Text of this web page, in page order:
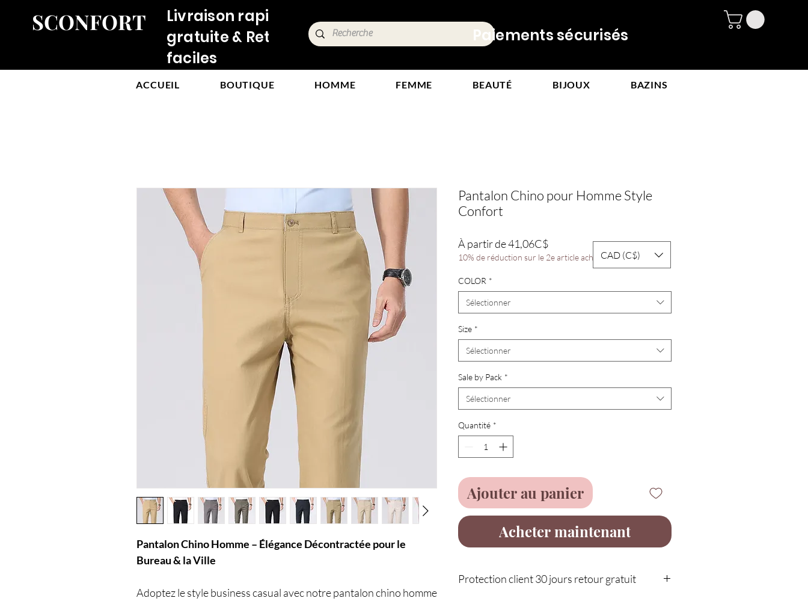
SCONFORT
Livraison rapide,
gratuite & Retours
faciles
Paiements sécurisés
ACCUEIL BOUTIQUE HOMME FEMME BEAUTÉ BIJOUX BAZINS
Pantalon Chino Homme – Élégance Décontractée pour le
Bureau & la Ville
Adoptez le style business casual avec notre pantalon chino homme
Pantalon Chino pour Homme Style
Confort
À partir de41,06C$Prix
promotionnel
10% de réduction sur le 2e article acheté
COLOR *
Sélectionner
Size *
Sélectionner
Sale by Pack *
Sélectionner
Quantité *
Ajouter au panier
Acheter maintenant
Protection client 30 jours retour gratuit
CAD (C$)